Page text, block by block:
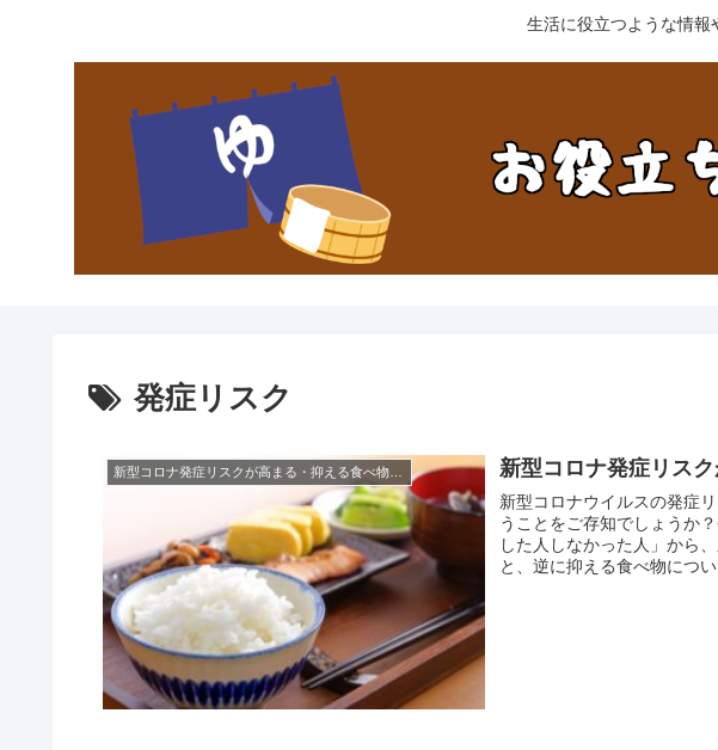
生活に役立つような情報
発症リスク
新型コロナ発症リス
新型コロナウイルスの発症
うことをご存知でしょうか
した人しなかった人」から
と、逆に抑える食べ物につ